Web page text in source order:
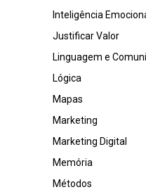
Inteligência
Justificar Valor
Linguagem e
Lógica
Mapas
Marketing
Marketing Digital
Memória
Métodos